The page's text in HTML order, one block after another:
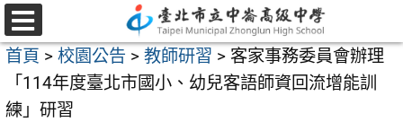
跳
至
主
內
選
單
首頁 > 校園公告 > 教師研習 > 客家事務委員會辦理
「114年度臺北市國小、幼兒客語師資回流增能訓
練」研習